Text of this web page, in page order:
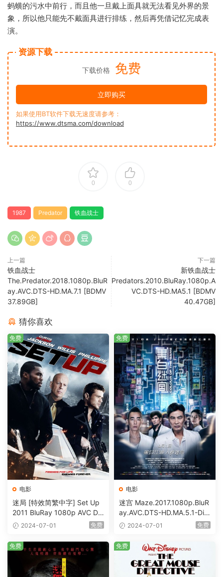
蚂蟥的污水中前行，而且他一旦戴上面具就无法看见外界的景
象，所以他只能先不戴面具进行排练，然后再凭借记忆完成表
演。
资源下载
下载价格 免费
立即购买
如果使用BT软件下载无速度请参考：
https://www.dtsma.com/download
0 0
1987 Predator 铁血战士
上一篇
铁血战士
The.Predator.2018.1080p.BluR
ay.AVC.DTS-HD.MA.7.1 [BDMV
37.89GB]
下一篇
新铁血战士
Predators.2010.BluRay.1080p.A
VC.DTS-HD.MA5.1 [BDMV
40.47GB]
猜你喜欢
电影
迷局 [特效简繁中字] Set Up
2011 BluRay 1080p AVC DT
S-HD MA5.1-shhaclm@CHD
2024-07-01 免费
免费
电影
迷宫 Maze.2017.1080p.BluR
ay.AVC.DTS-HD.MA.5.1-DiY
@HDHome [BDISO 19.7GB]
2024-07-01 免费
免费
免费 免费